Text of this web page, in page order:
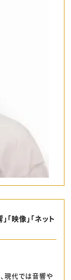
映像」「ネット
現代では音響や